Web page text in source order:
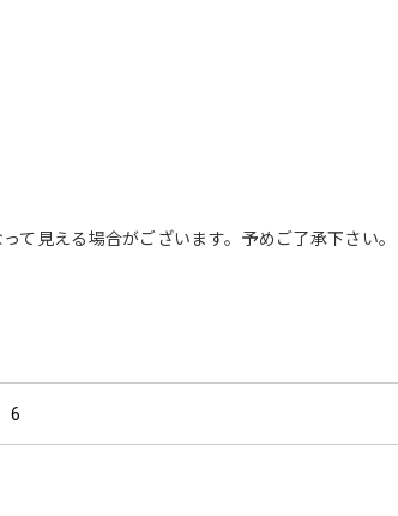
見える場合がございます。予めご了承下さい。
6